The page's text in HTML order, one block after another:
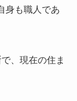
身も職人であ
、現在の住ま